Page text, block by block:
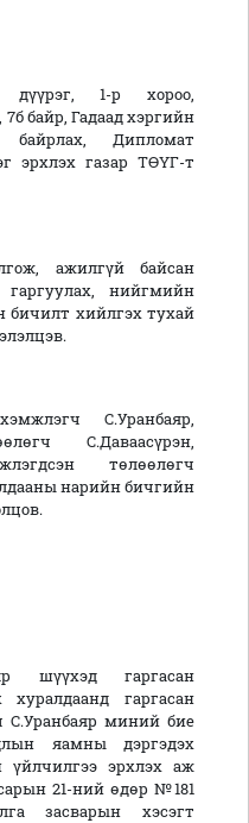
дүүрэг, 1-р хороо,
байр, Гадаад хэргийн
Дипломат
эрхлэх газар ТӨҮГ-т
ажилгүй байсан
нийгмийн
бичилт хийлгэх тухай
С.Уранбаяр,
С.Даваасүрэн,
төлөөлөгч
нарийн бичгийн
шүүхэд гаргасан
гаргасан
С.Уранбаяр миний бие
яамны дэргэдэх
үйлчилгээ эрхлэх аж
21-ний өдөр №181
засварын хэсэгт